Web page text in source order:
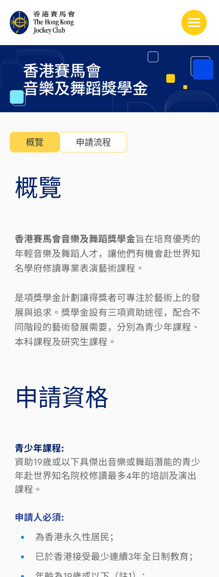
概覽 申請流程
​概覽
香港賽馬會音樂及舞蹈獎學金旨在培育優秀的
年輕音樂及舞蹈人才，讓他們有機會赴世界知
名學府修讀專業表演藝術課程。
是項獎學金計劃讓得獎者可專注於藝術上的發
展與追求。獎學金設有三項資助途徑，配合不
同階段的藝術發展需要，分別為青少年課程、
本科課程及研究生課程。
​申請資格
青少年課程:
資助19歲或以下具傑出音樂或舞蹈潛能的青少
年赴世界知名院校修讀最多4年的培訓及演出
課程。
申請人必須:
為香港永久性居民；
已於香港接受最少連續3年全日制教育；